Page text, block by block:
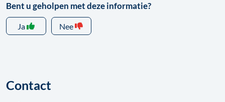
Bent u geholpen met deze informatie?
Ja Nee
Contact